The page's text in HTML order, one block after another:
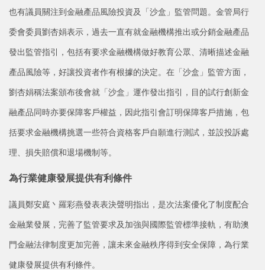
也有議員關注到金融產品風險投資及「沙盒」監管問題。金管局行
委會委員劉杏娟表示，過去一直有就金融機構推出或分銷金融產品
發出監管指引，包括有要求金融機構做好教育公眾、清晰描述金融
產品風險等，好讓投資者作有根據的決定。在「沙盒」監管方面，
劉杏娟稱法案頒布後會就「沙盒」運作發出指引，目的試行創新金
融產品同時亦要保障客戶權益，因此指引會訂明保障客戶措施，包
括要求金融機構挑選一些符合資格客戶自願進行測試，並設投訴處
理、損失賠償和退場機制等。
為行業健康發展提供有利條件
議員鄭安庭丶羅彩燕發表表決聲明指出，是次法案優化了制度配合
金融業發展，完善了監管要求及加強與國際監管標準接軌，有助澳
門金融法律制度更加完善，讓未來金融秩序得到安全保障，為行業
健康發展提供有利條件。